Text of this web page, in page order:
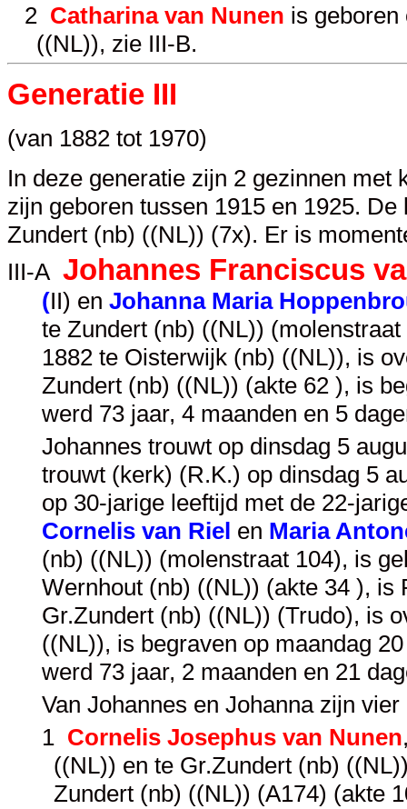
2 Catharina van Nunen is
((NL)), zie III-B.
Generatie III
(van 1882 tot 1970)
In deze generatie zijn 2 gezinnen met
zijn geboren tussen 1915 en 1925.
Zundert (nb) ((NL)) (7x). Er is
III-A Johannes Franciscus
(II) enJohanna Maria
te Zundert (nb) ((NL))
1882 te Oisterwijk (nb) ((NL)), is
Zundert (nb) ((NL)) (akte 62 ), is
werd 73 jaar, 4 maanden en 5
Johannes trouwt op dinsdag 5
trouwt (kerk) (R.K.) op dinsdag 5
op 30-jarige leeftijd met de 22-
Cornelis van Riel en Maria
(nb) ((NL)) (molenstraat 104), is
Wernhout (nb) ((NL)) (akte 34 ), is
Gr.Zundert (nb) ((NL)) (Trudo), is
((NL)), is begraven op maandag
werd 73 jaar, 2 maanden en 21
Van Johannes en Johanna zijn
1 Cornelis Josephus van Nunen
((NL)) en te Gr.Zundert (nb)
Zundert (nb) ((NL)) (A174) (akte